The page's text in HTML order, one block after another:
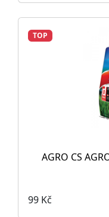
TOP
AGRO CS
99 Kč